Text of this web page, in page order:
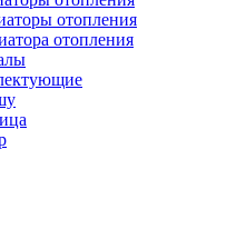
отопления
отопления